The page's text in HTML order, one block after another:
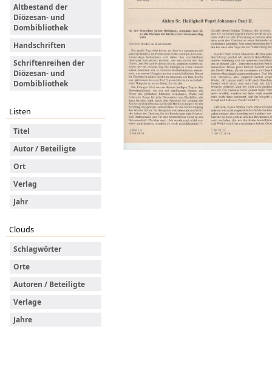
Altbestand der
Diözesan- und
Dombibliothek
Handschriften
Schriftenreihen der
Diözesan- und
Dombibliothek
Listen
Titel
Autor / Beteiligte
Ort
Verlag
Jahr
Clouds
Schlagwörter
Orte
Autoren / Beteiligte
Verlage
Jahre